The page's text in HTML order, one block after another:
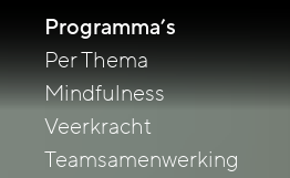
Programma’s
Per Thema
Mindfulness
Veerkracht
Teamsamenwerking